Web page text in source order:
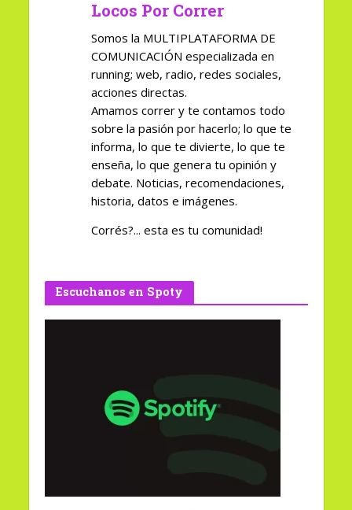
Locos Por Correr
Somos la MULTIPLATAFORMA DE
COMUNICACIÓN especializada en
running; web, radio, redes sociales,
acciones directas.
Amamos correr y te contamos todo
sobre la pasión por hacerlo; lo que te
informa, lo que te divierte, lo que te
enseña, lo que genera tu opinión y
debate. Noticias, recomendaciones,
historia, datos e imágenes.
Corrés?... esta es tu comunidad!
Escuchanos en Spoty